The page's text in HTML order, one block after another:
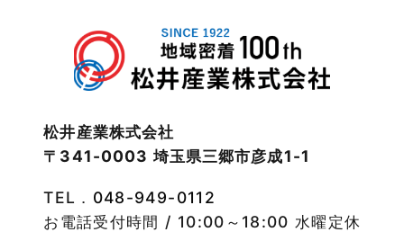
注文住宅施工事例
物件検索
物件特集
竹ノ塚店-ブログ
2022年11月
2022年9月
2022年8月
松井産業株式会社
〒341-0003 埼玉県三郷市彦成1-1
TEL． 048-949-0112
お電話受付時間 / 10:00～18:00 水曜定休